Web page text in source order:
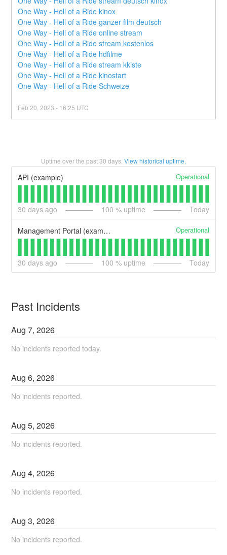
One Way - Hell of a Ride kinox
One Way - Hell of a Ride ganzer film deutsch
One Way - Hell of a Ride online stream
One Way - Hell of a Ride stream kostenlos
One Way - Hell of a Ride hdfilme
One Way - Hell of a Ride stream kkiste
One Way - Hell of a Ride kinostart
One Way - Hell of a Ride Schweize
Feb20 ,2023 - 16:25 UTC
Uptime over the past30 days. View historical uptime.
API (example) Operational
30 days ago 100 % uptime Today
Management Portal (example) Operational
30 days ago 100 % uptime Today
Past Incidents
Aug7,2026
No incidents reported today.
Aug6,2026
No incidents reported.
Aug5,2026
No incidents reported.
Aug4,2026
No incidents reported.
Aug3,2026
No incidents reported.